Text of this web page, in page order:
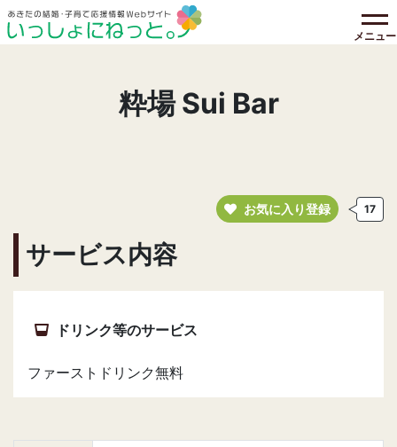
メニュー
粋場 Sui Bar
お気に入り登録 17
サービス内容
ドリンク等のサービス
ファーストドリンク無料